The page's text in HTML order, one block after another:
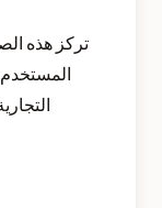
تركز هذه